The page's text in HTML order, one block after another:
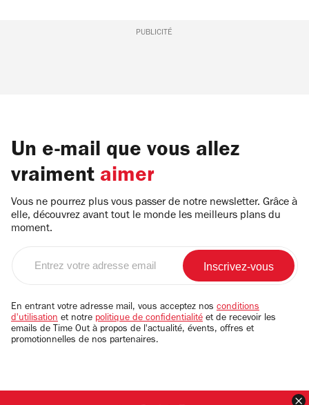
PUBLICITÉ
Un e-mail que vous allez
vraiment aimer
Vous ne pourrez plus vous passer de notre newsletter. Grâce à
elle, découvrez avant tout le monde les meilleurs plans du
moment.
email
En entrant votre adresse mail, vous acceptez nos conditions
d'utilisation et notre politique de confidentialité et de recevoir les
emails de Time Out à propos de l'actualité, évents, offres et
promotionnelles de nos partenaires.